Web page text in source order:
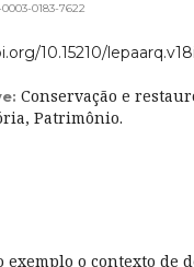
0183-7622
10.15210/
Conservação e
Patrimônio.
exemplo o contexto de